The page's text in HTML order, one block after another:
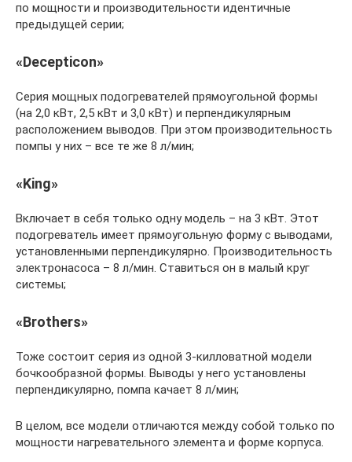
по мощности и производительности идентичные
предыдущей серии;
«Decepticon»
Серия мощных подогревателей прямоугольной формы
(на 2,0 кВт, 2,5 кВт и 3,0 кВт) и перпендикулярным
расположением выводов. При этом производительность
помпы у них – все те же 8 л/мин;
«King»
Включает в себя только одну модель – на 3 кВт. Этот
подогреватель имеет прямоугольную форму с выводами,
установленными перпендикулярно. Производительность
электронасоса – 8 л/мин. Ставиться он в малый круг
системы;
«Brothers»
Тоже состоит серия из одной 3-килловатной модели
бочкообразной формы. Выводы у него установлены
перпендикулярно, помпа качает 8 л/мин;
В целом, все модели отличаются между собой только по
мощности нагревательного элемента и форме корпуса.